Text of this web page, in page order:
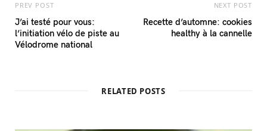
PREV POST
J’ai testé pour vous:
l’initiation vélo de piste au
Vélodrome national
NEXT POST
Recette d’automne: cookies
healthy à la cannelle
RELATED POSTS